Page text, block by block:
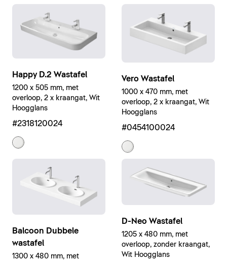
Happy D.2 Wastafel
1200 x 505 mm, met
overloop, 2 x kraangat, Wit
Hoogglans
#2318120024
Vero Wastafel
1000 x 470 mm, met
overloop, 2 x kraangat, Wit
Hoogglans
#0454100024
Balcoon Dubbele
wastafel
1300 x 480 mm, met
D-Neo Wastafel
1205 x 480 mm, met
overloop, zonder kraangat,
Wit Hoogglans